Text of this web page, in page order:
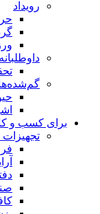
رویداد
داوطلبانه
گم‌شده‌ها
برای کسب و
تجهیزات